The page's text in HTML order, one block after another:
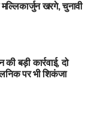
खरगे, चुनावी
बड़ी कार्रवाई, दो
पर भी शिकंजा